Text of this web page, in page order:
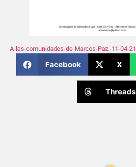
A-las-comunidades-de-Marcos-Paz.-11-04-21
Facebook X
Threads